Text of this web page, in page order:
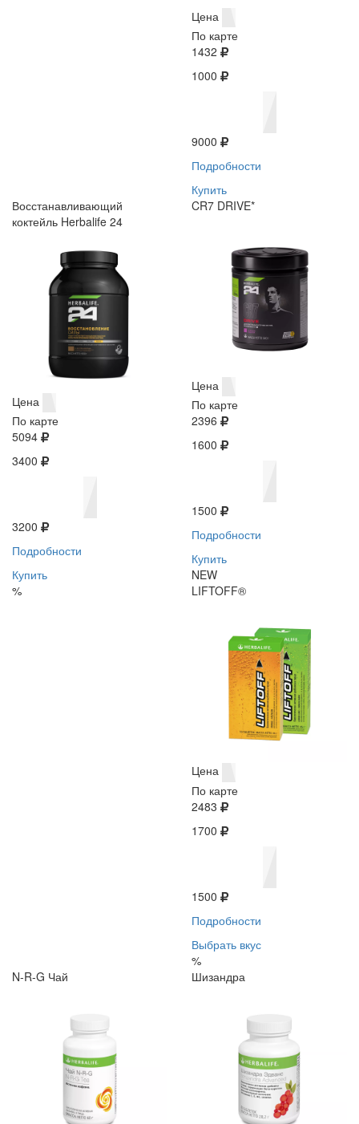
Цена
По карте
1432
1000
9000
Подробности
Купить
Восстанавливающий
коктейль Herbalife 24
Цена
По карте
5094
3400
3200
Подробности
Купить
%
CR7 DRIVE*
Цена
По карте
2396
1600
1500
Подробности
Купить
NEW
LIFTOFF®
Цена
По карте
2483
1700
1500
Подробности
Выбрать вкус
%
N-R-G Чай
Шизандра